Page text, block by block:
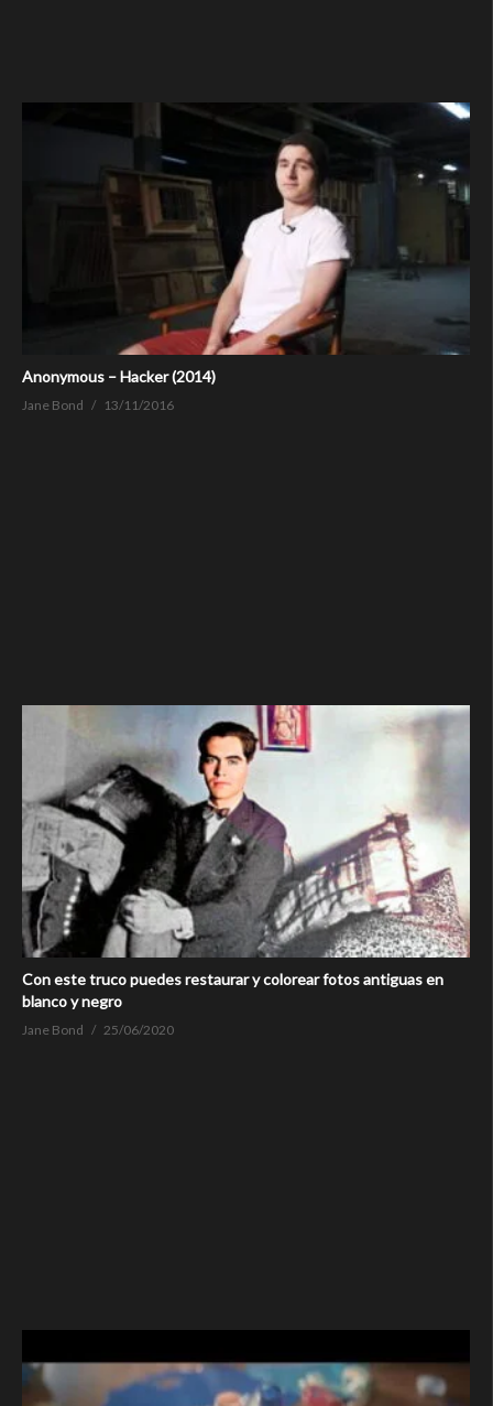
Anonymous – Hacker (2014)
Jane Bond 13/11/2016
Con este truco puedes restaurar y colorear fotos antiguas en
blanco y negro
Jane Bond 25/06/2020